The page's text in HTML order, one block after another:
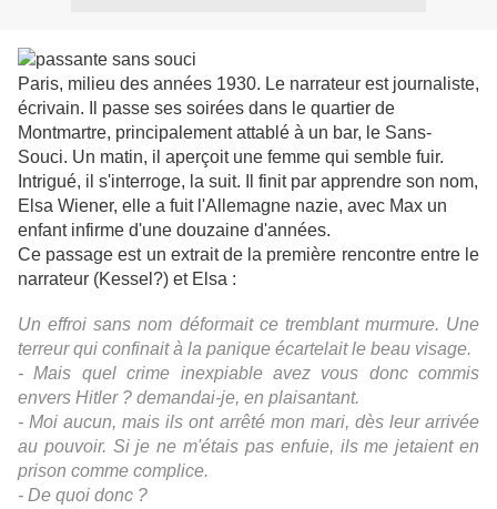
Paris, milieu des années 1930. Le narrateur est journaliste,
écrivain. Il passe ses soirées dans le quartier de
Montmartre, principalement attablé à un bar, le Sans-
Souci. Un matin, il aperçoit une femme qui semble fuir.
Intrigué, il s'interroge, la suit. Il finit par apprendre son nom,
Elsa Wiener, elle a fuit l'Allemagne nazie, avec Max un
enfant infirme d'une douzaine d'années.
Ce passage est un extrait de la première rencontre entre le
narrateur (Kessel?) et Elsa :
Un effroi sans nom déformait ce tremblant murmure. Une
terreur qui confinait à la panique écartelait le beau visage.
- Mais quel crime inexpiable avez vous donc commis
envers Hitler ? demandai-je, en plaisantant.
- Moi aucun, mais ils ont arrêté mon mari, dès leur arrivée
au pouvoir. Si je ne m'étais pas enfuie, ils me jetaient en
prison comme complice.
- De quoi donc ?